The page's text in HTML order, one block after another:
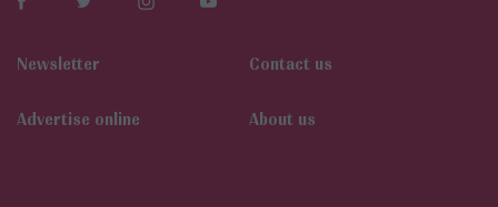
Newsletter Contact us
Αdvertise online About us